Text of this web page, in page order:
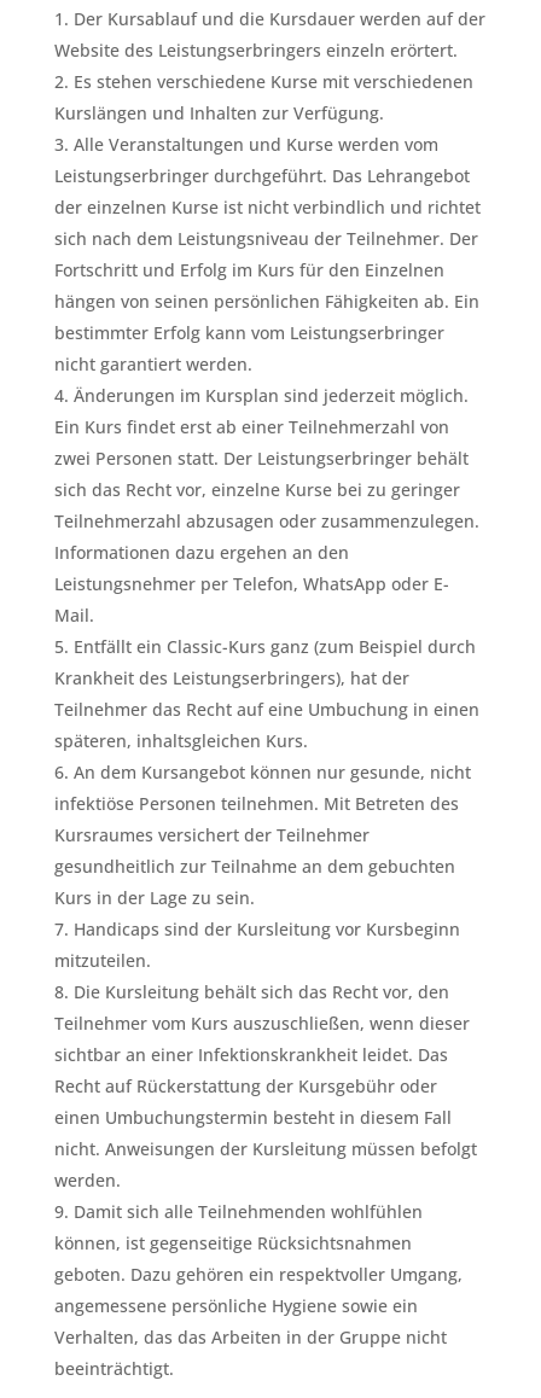
Der Kursablauf und die Kursdauer werden auf der
Website des Leistungserbringers einzeln erörtert.
Es stehen verschiedene Kurse mit verschiedenen
Kurslängen und Inhalten zur Verfügung.
Alle Veranstaltungen und Kurse werden vom
Leistungserbringer durchgeführt. Das Lehrangebot
der einzelnen Kurse ist nicht verbindlich und richtet
sich nach dem Leistungsniveau der Teilnehmer. Der
Fortschritt und Erfolg im Kurs für den Einzelnen
hängen von seinen persönlichen Fähigkeiten ab. Ein
bestimmter Erfolg kann vom Leistungserbringer
nicht garantiert werden.
Änderungen im Kursplan sind jederzeit möglich.
Ein Kurs findet erst ab einer Teilnehmerzahl von
zwei Personen statt. Der Leistungserbringer behält
sich das Recht vor, einzelne Kurse bei zu geringer
Teilnehmerzahl abzusagen oder zusammenzulegen.
Informationen dazu ergehen an den
Leistungsnehmer per Telefon, WhatsApp oder E-
Mail.
Entfällt ein Classic-Kurs ganz (zum Beispiel durch
Krankheit des Leistungserbringers), hat der
Teilnehmer das Recht auf eine Umbuchung in einen
späteren, inhaltsgleichen Kurs.
An dem Kursangebot können nur gesunde, nicht
infektiöse Personen teilnehmen. Mit Betreten des
Kursraumes versichert der Teilnehmer
gesundheitlich zur Teilnahme an dem gebuchten
Kurs in der Lage zu sein.
Handicaps sind der Kursleitung vor Kursbeginn
mitzuteilen.
Die Kursleitung behält sich das Recht vor, den
Teilnehmer vom Kurs auszuschließen, wenn dieser
sichtbar an einer Infektionskrankheit leidet. Das
Recht auf Rückerstattung der Kursgebühr oder
einen Umbuchungstermin besteht in diesem Fall
nicht. Anweisungen der Kursleitung müssen befolgt
werden.
Damit sich alle Teilnehmenden wohlfühlen
können, ist gegenseitige Rücksichtsnahmen
geboten. Dazu gehören ein respektvoller Umgang,
angemessene persönliche Hygiene sowie ein
Verhalten, das das Arbeiten in der Gruppe nicht
beeinträchtigt.